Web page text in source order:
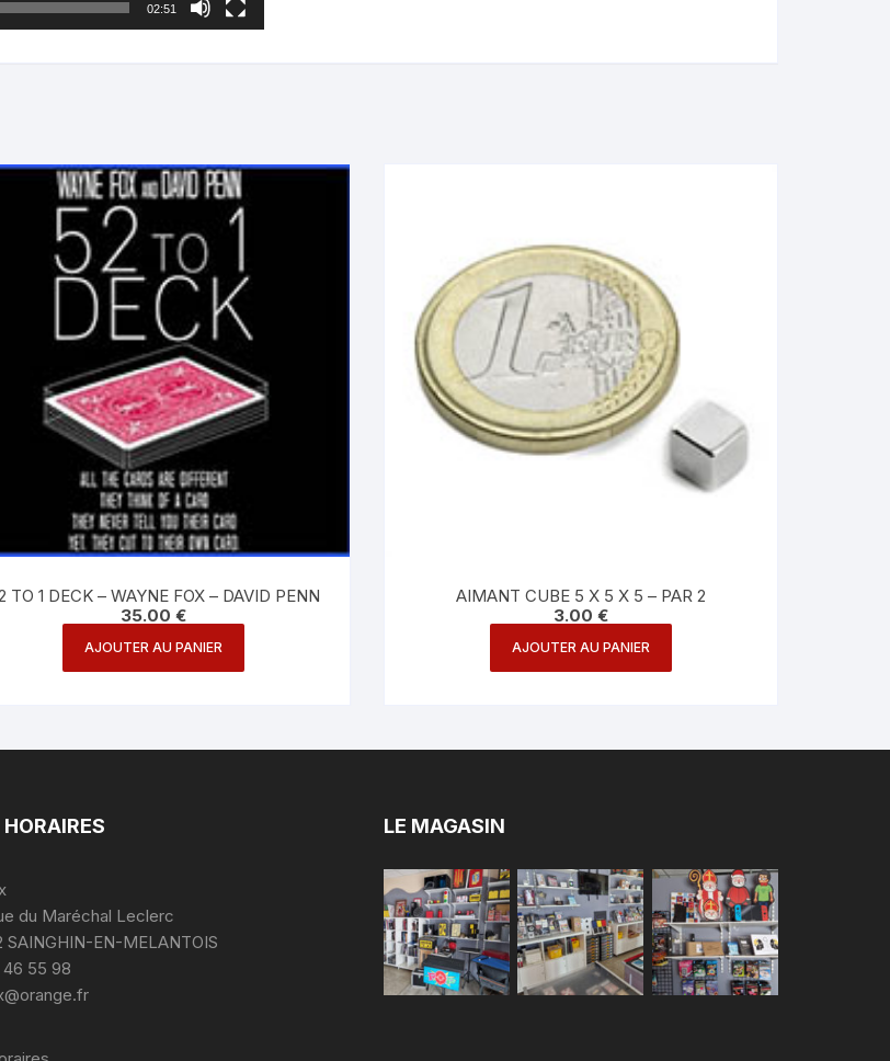
02:51
TO 1 DECK – WAYNE FOX – DAVID PENN
35.00 €
AJOUTER AU PANIER
AIMANT CUBE 5 X 5 X 5 – PAR 2
3.00 €
AJOUTER AU PANIER
du Maréchal Leclerc
SAINGHIN-EN-MELANTOIS
55 98
LE MAGASIN